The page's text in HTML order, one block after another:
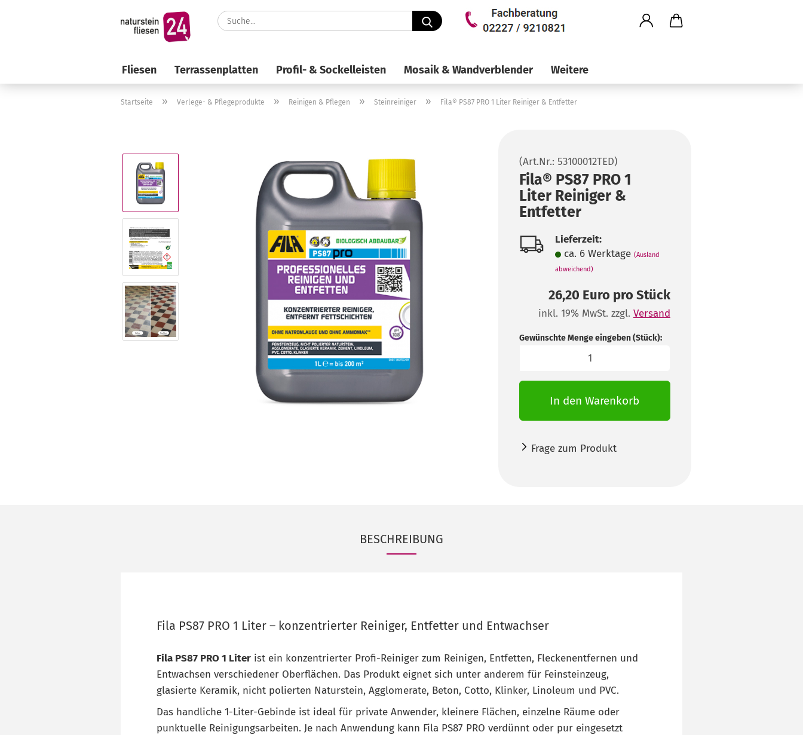
Suche...
Fliesen Terrassenplatten Profil- & Sockelleisten Mosaik & Wandverblender Weitere
Startseite » Verlege- & Pflegeprodukte » Reinigen & Pflegen » Steinreiniger » Fila® PS87 PRO 1 Liter Reiniger & Entfetter
(Art.Nr.: 53100012TED)
Fila® PS87 PRO 1
Liter Reiniger &
Entfetter
Lieferzeit:
ca. 6 Werktage (Ausland
abweichend)
26,20 Euro pro Stück
inkl. 19% MwSt. zzgl. Versand
Gewünschte Menge eingeben (Stück):
In den Warenkorb
Frage zum Produkt
BESCHREIBUNG
Fila PS87 PRO 1 Liter – konzentrierter Reiniger, Entfetter und Entwachser
Fila PS87 PRO 1 Liter ist ein konzentrierter Profi-Reiniger zum Reinigen, Entfetten, Fleckenentfernen und
Entwachsen verschiedener Oberflächen. Das Produkt eignet sich unter anderem für Feinsteinzeug,
glasierte Keramik, nicht polierten Naturstein, Agglomerate, Beton, Cotto, Klinker, Linoleum und PVC.
Das handliche 1-Liter-Gebinde ist ideal für private Anwender, kleinere Flächen, einzelne Räume oder
punktuelle Reinigungsarbeiten. Je nach Anwendung kann Fila PS87 PRO verdünnt oder pur eingesetzt